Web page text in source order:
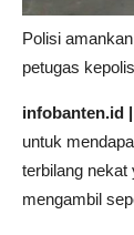
Polisi
petugas
infobanten.id |
untuk
terbilang nekat
mengambil